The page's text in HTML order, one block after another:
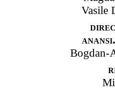
Vasile
Bogdan-